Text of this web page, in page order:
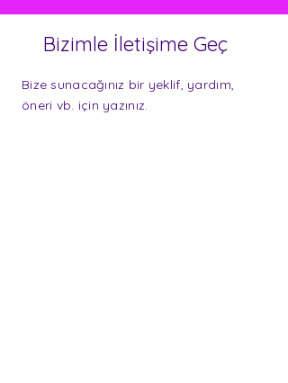
Bizimle İletişime Geç
Bize sunacağınız bir yeklif, yardım,
öneri vb. için yazınız.